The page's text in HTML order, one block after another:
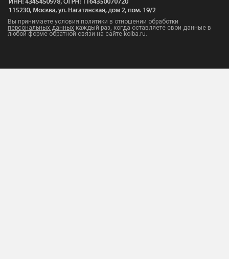
Вы принимаете условия политики в отношении обработки
персональных данных каждый раз, когда оставляете свои данные в
любой форме обратной связи на сайте kolba.ru.